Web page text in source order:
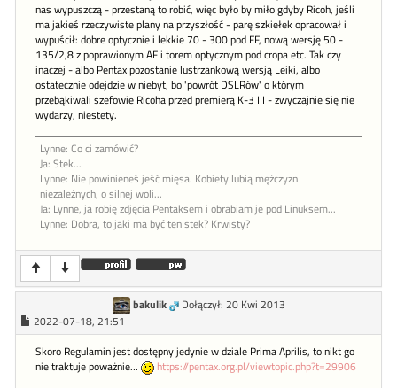
nas wypuszczą - przestaną to robić, więc było by miło gdyby Ricoh, jeśli
ma jakieś rzeczywiste plany na przyszłość - parę szkiełek opracował i
wypuścił: dobre optycznie i lekkie 70 - 300 pod FF, nową wersję 50 -
135/2,8 z poprawionym AF i torem optycznym pod cropa etc. Tak czy
inaczej - albo Pentax pozostanie lustrzankową wersją Leiki, albo
ostatecznie odejdzie w niebyt, bo 'powrót DSLRów' o którym
przebąkiwali szefowie Ricoha przed premierą K-3 III - zwyczajnie się nie
wydarzy, niestety.
Lynne: Co ci zamówić?
Ja: Stek...
Lynne: Nie powinieneś jeść mięsa. Kobiety lubią mężczyzn
niezależnych, o silnej woli...
Ja: Lynne, ja robię zdjęcia Pentaksem i obrabiam je pod Linuksem...
Lynne: Dobra, to jaki ma być ten stek? Krwisty?
bakulik
Dołączył: 20 Kwi 2013
2022-07-18, 21:51
Skoro Regulamin jest dostępny jedynie w dziale Prima Aprilis, to nikt go
nie traktuje poważnie…
https://pentax.org.pl/viewtopic.php?t=29906